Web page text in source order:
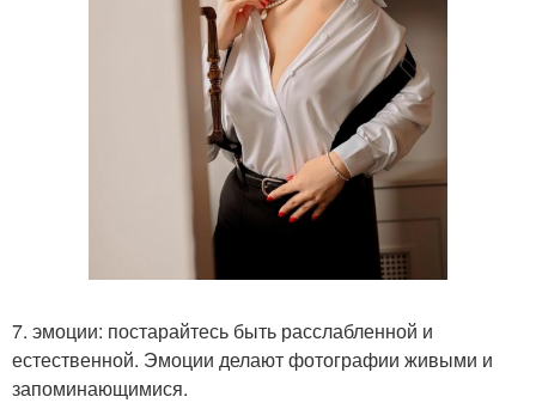
7. эмоции: постарайтесь быть расслабленной и
естественной. Эмоции делают фотографии живыми и
запоминающимися.